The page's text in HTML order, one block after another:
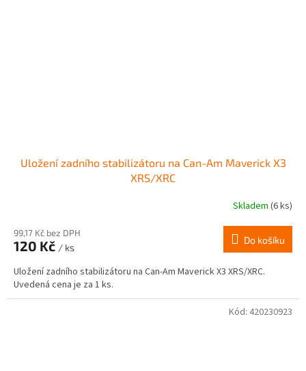
Uložení zadního stabilizátoru na Can-Am Maverick X3
XRS/XRC
Skladem (6 ks)
99,17 Kč bez DPH
120 Kč / ks
Do košíku
Uložení zadního stabilizátoru na Can-Am Maverick X3 XRS/XRC.
Uvedená cena je za 1 ks.
Kód: 420230923